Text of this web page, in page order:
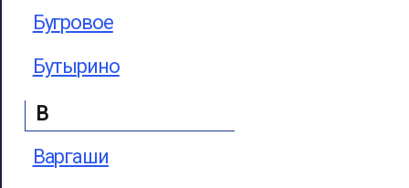
Бугровое
Бутырино
В
Варгаши